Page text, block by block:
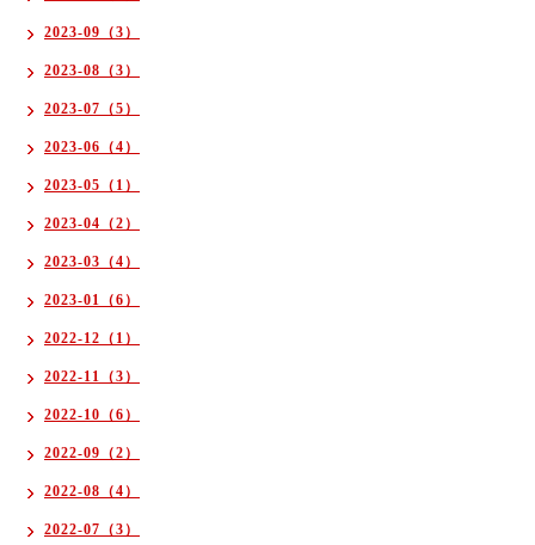
2023-09（3）
2023-08（3）
2023-07（5）
2023-06（4）
2023-05（1）
2023-04（2）
2023-03（4）
2023-01（6）
2022-12（1）
2022-11（3）
2022-10（6）
2022-09（2）
2022-08（4）
2022-07（3）